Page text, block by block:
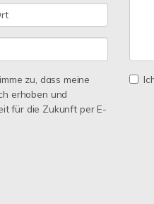
zu, dass meine
erhoben und
für die Zukunft per E-